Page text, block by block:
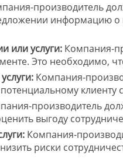
производитель
информацию
или услуги: Компания-
Это необходимо,
Компания-
клиенту
производитель
выгоду
Компания-
риски